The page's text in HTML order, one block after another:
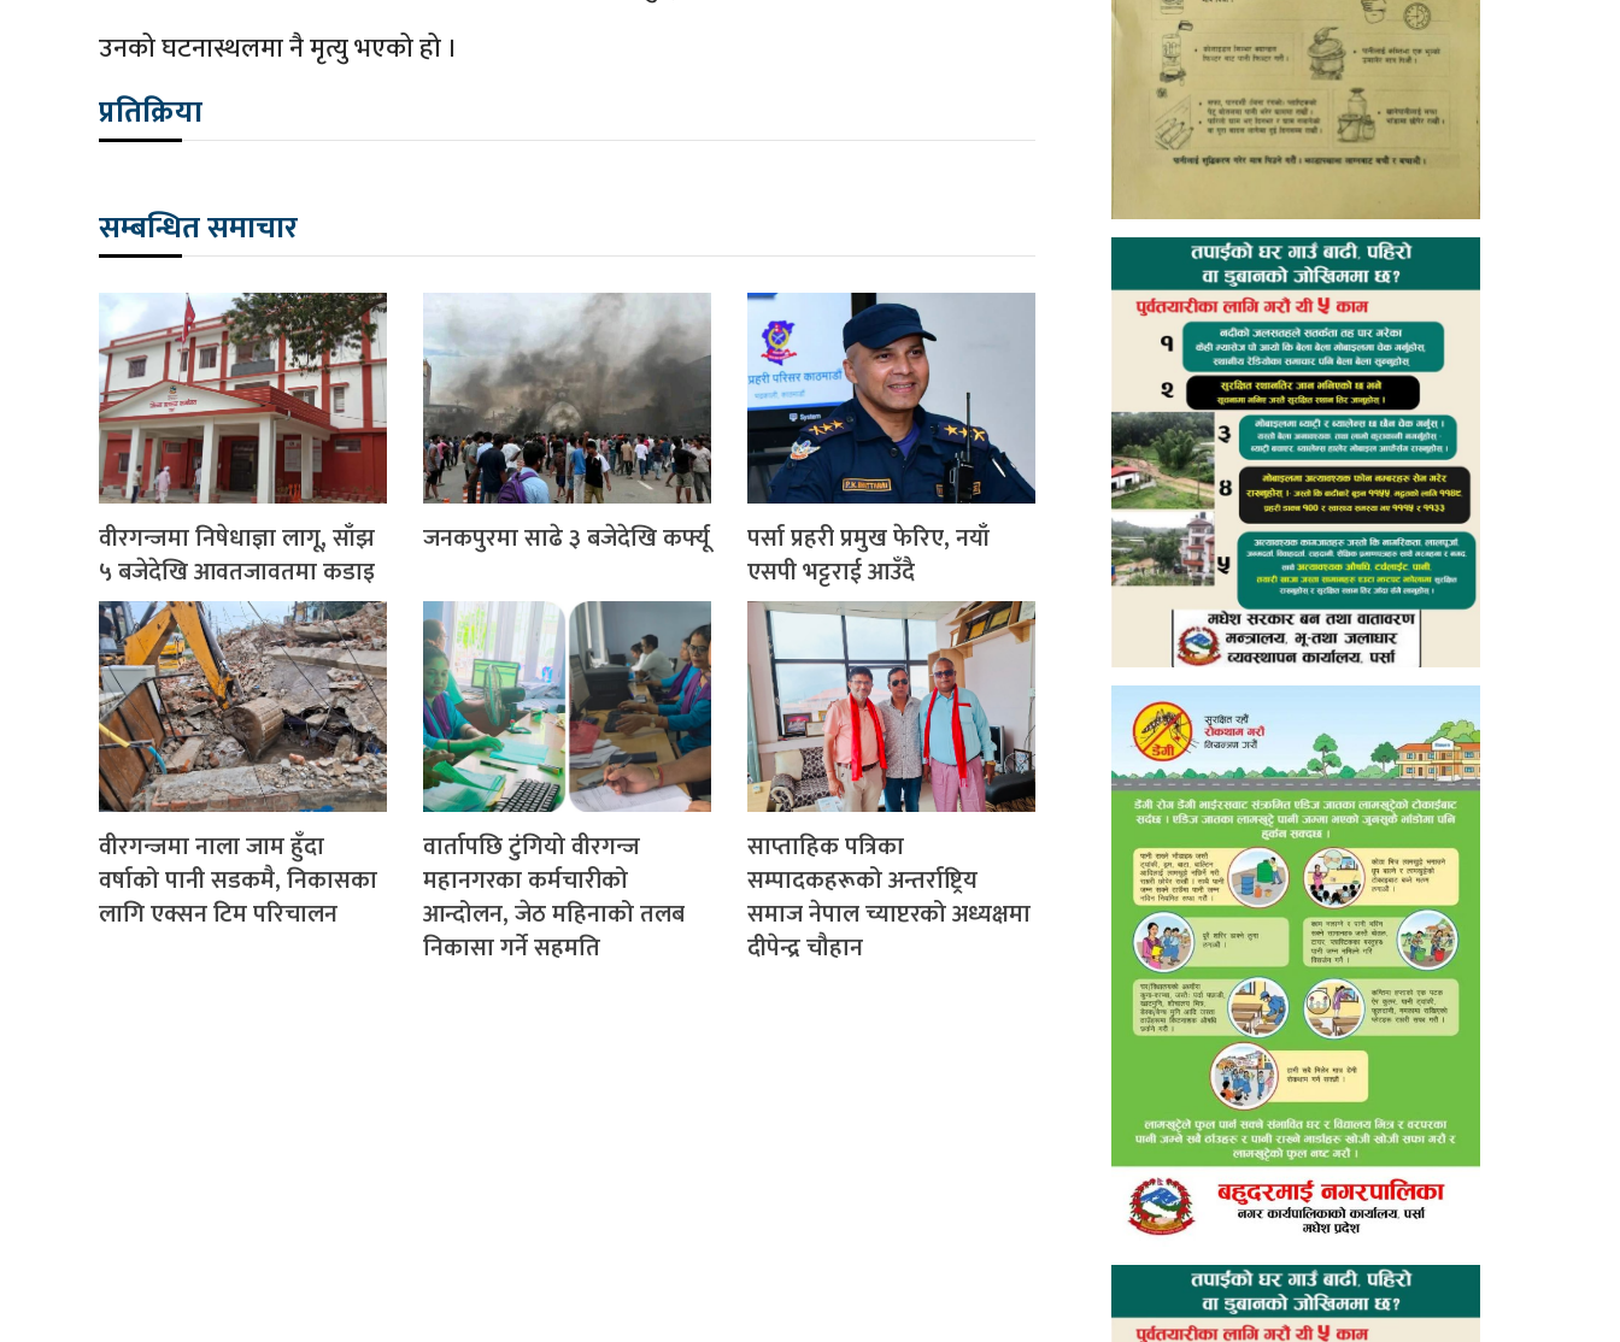
उनको घटनास्थलमा नै मृत्यु भएको हो ।
प्रतिक्रिया
सम्बन्धित समाचार
वीरगन्जमा निषेधाज्ञा लागू, साँझ
५ बजेदेखि आवतजावतमा कडाइ
जनकपुरमा साढे ३ बजेदेखि कर्फ्यू
पर्सा प्रहरी प्रमुख फेरिए, नयाँ
एसपी भट्टराई आउँदै
वीरगन्जमा नाला जाम हुँदा
वर्षाको पानी सडकमै, निकासका
लागि एक्सन टिम परिचालन
वार्तापछि टुंगियो वीरगन्ज
महानगरका कर्मचारीको
आन्दोलन, जेठ महिनाको तलब
निकासा गर्ने सहमति
साप्ताहिक पत्रिका
सम्पादकहरूको अन्तर्राष्ट्रिय
समाज नेपाल च्याप्टरको अध्यक्षमा
दीपेन्द्र चौहान